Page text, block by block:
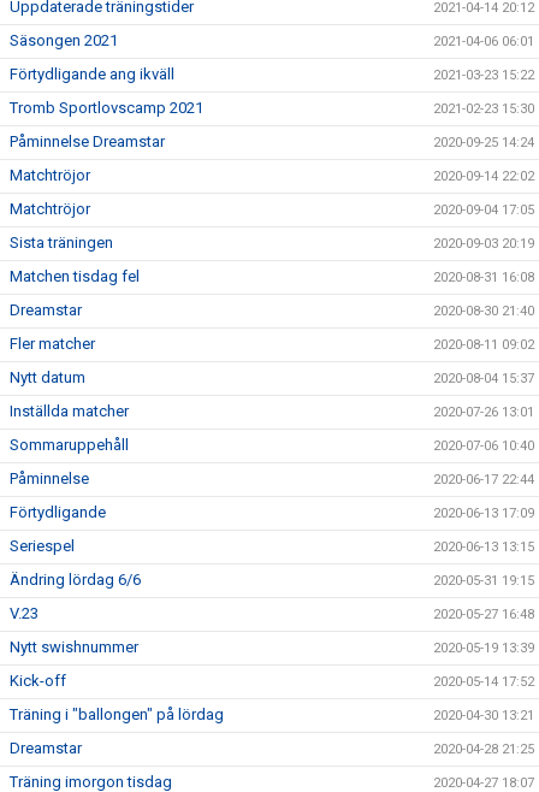
Uppdaterade träningstider 2021-04-14 20:12
Säsongen 2021 2021-04-06 06:01
Förtydligande ang ikväll 2021-03-23 15:22
Tromb Sportlovscamp 2021 2021-02-23 15:30
Påminnelse Dreamstar 2020-09-25 14:24
Matchtröjor 2020-09-14 22:02
Matchtröjor 2020-09-04 17:05
Sista träningen 2020-09-03 20:19
Matchen tisdag fel 2020-08-31 16:08
Dreamstar 2020-08-30 21:40
Fler matcher 2020-08-11 09:02
Nytt datum 2020-08-04 15:37
Inställda matcher 2020-07-26 13:01
Sommaruppehåll 2020-07-06 10:40
Påminnelse 2020-06-17 22:44
Förtydligande 2020-06-13 17:09
Seriespel 2020-06-13 13:15
Ändring lördag 6/6 2020-05-31 19:15
V.23 2020-05-27 16:48
Nytt swishnummer 2020-05-19 13:39
Kick-off 2020-05-14 17:52
Träning i "ballongen" på lördag 2020-04-30 13:21
Dreamstar 2020-04-28 21:25
Träning imorgon tisdag 2020-04-27 18:07